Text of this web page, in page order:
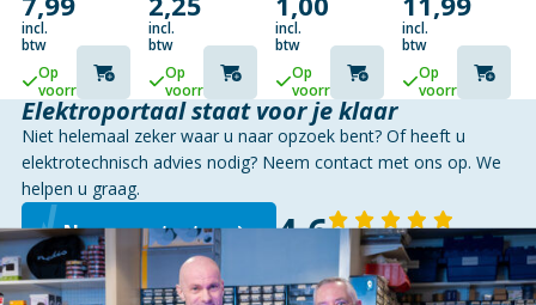
REED
MODULE
(2
ST.)
incl.
btw
Op
voorraad
5.5MM
X
2.5MM
| LC
VOEDINGSPLUG
incl.
btw
Op
voorraad
–
VERT
–
FOR
SPINDLE)
incl.
btw
Op
voorraad
UIT
19MM
MET
SLEUTEL
7325
incl.
btw
Op
voorraad
Elektroportaal staat voor je klaar
Niet helemaal zeker waar u naar opzoek bent? Of heeft u
elektrotechnisch advies nodig? Neem contact met ons op. We
helpen u graag.
Neem contact op 4,6 143 reviews